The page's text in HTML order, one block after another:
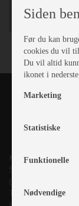
Kronjyllands
Suderholmen 10,
(Lige ud til
Tlf. +45 87 10 98 70
Siden
Før du kan
cookies du vil
Du vil altid
ikonet i
Marketing
Statistiske
Funktionelle
Nødvendige